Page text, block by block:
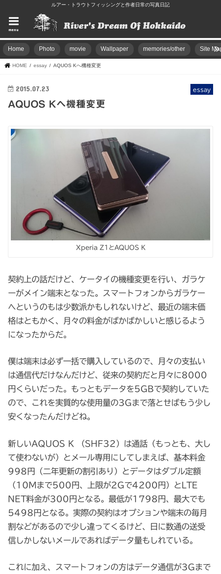
ルアー・トラウトフィッシングと作者日常の写真日記
menu
Home Photo movie Wallpaper memories/other Site
HOME essay AQUOS Kへ機種変更
essay
2015.07.23
AQUOS Kへ機種変更
Xperia Z1とAQUOS K
契約上の話だけど、ケータイの機種変更を行い、ガラケ
ーがメイン端末となった。スマートフォンからガラケー
へというのもは少数派かもしれないけど、最近の端末価
格はともかく、月々の料金がばかばかしいと感じるよう
になったからだ。
僕は端末は必ず一括で購入しているので、月々の支払い
は通信代だけなんだけど、従来の契約だと月々に8000
円くらいだった。もっともデータを5GBで契約していた
ので、これを実質的な使用量の3Gまで落とせばもう少し
安くなったんだけどね。
新しいAQUOS K （SHF32）は通話（もっとも、大し
て使わないが）とメール専用にしてしまえば、基本料金
998円（二年更新の割引あり）とデータはダブル定額
（10Mまで500円、上限が2Gで4200円）とLTE
NET料金が300円となる。最低が1798円、最大でも
5498円となる。実際の契約はオプションや端末の毎月
割などがあるので少し違ってくるけど、日に数通の送受
信しかしないメールであればデータ量もしれている。
これに加え、スマートフォンの方はデータ通信が3Gまで